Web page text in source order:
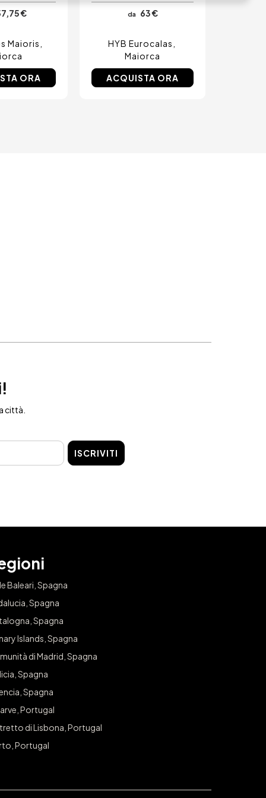
€
Maioris
ORA
da 63 €
HYB Eurocalas
Maiorca
ACQUISTA ORA
città.
ISCRIVITI
Baleari, Spagna
Spagna
Spagna
Islands, Spagna
di Madrid, Spagna
Spagna
Spagna
Portugal
di Lisbona, Portugal
Portugal